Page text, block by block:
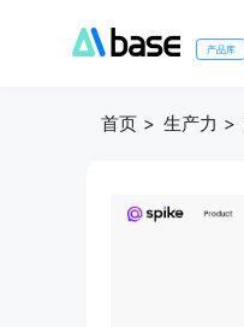
产品库
首页 生产力